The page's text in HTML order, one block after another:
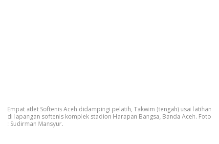
Empat atlet Softenis Aceh didampingi pelatih, Takwim (tengah) usai latihan
di lapangan softenis komplek stadion Harapan Bangsa, Banda Aceh. Foto
: Sudirman Mansyur.